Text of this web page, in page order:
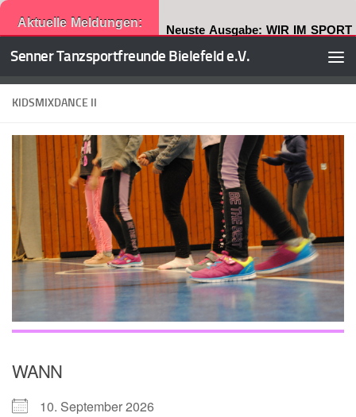
Aktuelle Meldungen: Neuste Ausgabe: WIR IM SPORT
Zum Inhalt springen
Senner Tanzsportfreunde Bielefeld e.V.
KIDSMIXDANCE II
WANN
10. September 2026